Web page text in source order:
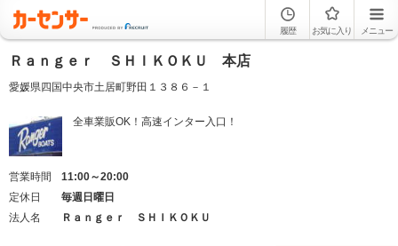
履歴 お気に入り メニュー
Ｒａｎｇｅｒ ＳＨＩＫＯＫＵ 本店
愛媛県四国中央市土居町野田１３８６－１
全車業販OK！高速インター入口！
営業時間
11:00～20:00
定休日
毎週日曜日
法人名
Ｒａｎｇｅｒ ＳＨＩＫＯＫＵ